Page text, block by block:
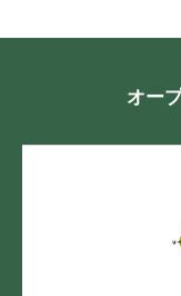
26/07/27 値下げ
オー